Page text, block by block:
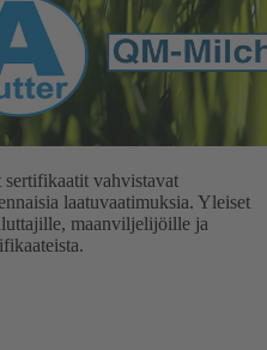
vahvistavat
laatuvaatimuksia. Yleiset
maanviljelijöille ja